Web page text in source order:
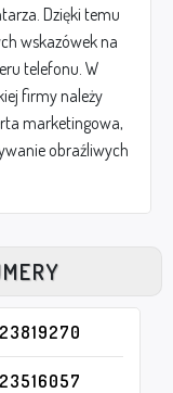
Dzięki temu
wskazówek na
telefonu. W
firmy należy
marketingowa,
obraźliwych